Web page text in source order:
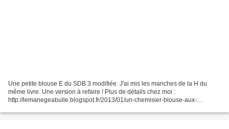
Une petite blouse E du SDB 3 modifiée. J'ai mis les manches de la H du
même livre. Une version à refaire ! Plus de détails chez moi :
http://lemanegeabulle.blogspot.fr/2013/01/un-chemisier-blouse-aux-